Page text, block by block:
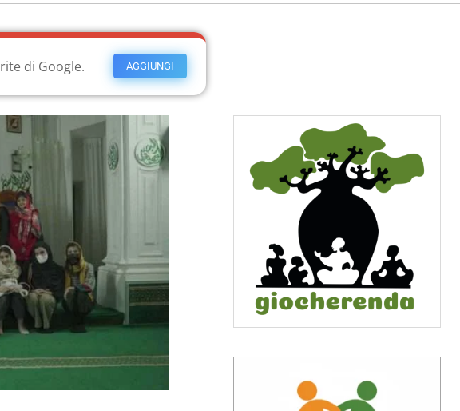
AGGIUNGI
di Google.